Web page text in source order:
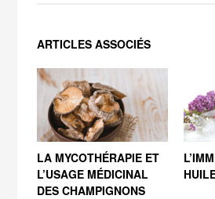
ARTICLES ASSOCIÉS
LA MYCOTHÉRAPIE ET
L’USAGE MÉDICINAL
DES CHAMPIGNONS